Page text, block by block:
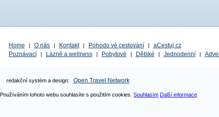
Home | O nás | Kontakt | Pohodo vé cestování |
aCestuj.cz
Poznávací
| Lázně a wellness | Pobytové | Dětské | Jednodenní |
redakční systém a design: Open Travel Network
Používáním tohoto webu souhlasíte s použitím cookies. Souhlasím Další informace